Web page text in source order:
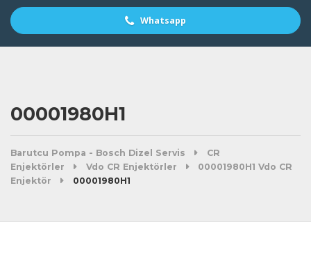
Whatsapp
00001980H1
Barutcu Pompa - Bosch Dizel Servis
CR
Enjektörler
Vdo CR Enjektörler
00001980H1 Vdo CR
Enjektör
00001980H1